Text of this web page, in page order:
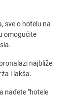
sve o hotelu na
omogućite
najbliže
i lakša.
nađete "hotele